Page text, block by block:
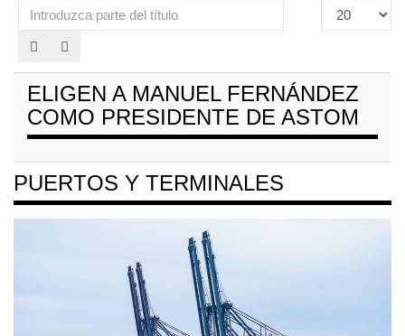
Introduzca
parte
del
Cantidad
a
ELIGEN A MANUEL FERNÁNDEZ
COMO PRESIDENTE DE ASTOM
PUERTOS Y TERMINALES